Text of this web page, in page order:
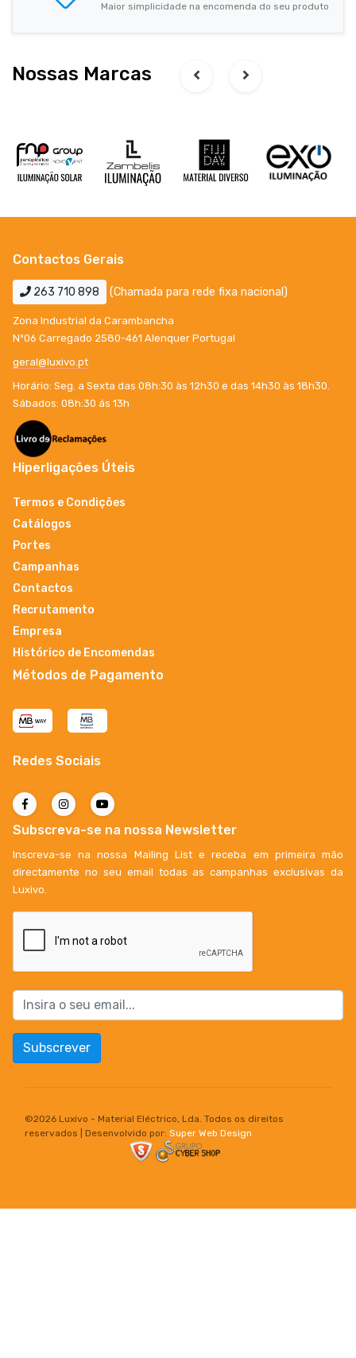
Maior simplicidade na encomenda do seu produto
Nossas Marcas
Contactos Gerais
263 710 898 (Chamada para rede fixa nacional)
Zona Industrial da Carambancha
Nº06 Carregado 2580-461 Alenquer Portugal
geral@luxivo.pt
Horário: Seg. a Sexta das 08h:30 às 12h30 e das 14h30 às 18h30.
Sábados: 08h:30 ás 13h
Hiperligações Úteis
Termos e Condições
Catálogos
Portes
Campanhas
Contactos
Recrutamento
Empresa
Histórico de Encomendas
Métodos de Pagamento
Redes Sociais
Subscreva-se na nossa Newsletter
Inscreva-se na nossa Mailing List e receba em primeira mão
directamente no seu email todas as campanhas exclusivas da
Luxivo.
Subscrever
©2026 Luxivo - Material Eléctrico, Lda. Todos os direitos
reservados | Desenvolvido por: Super Web Design